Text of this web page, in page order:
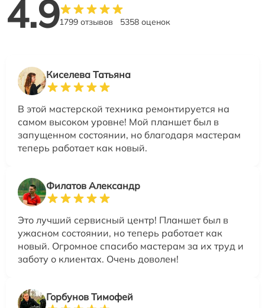
4.91799 отзывов 5358 оценок
Киселева Татьяна
В этой мастерской техника ремонтируется на
самом высоком уровне! Мой планшет был в
запущенном состоянии, но благодаря мастерам
теперь работает как новый.
Филатов Александр
Это лучший сервисный центр! Планшет был в
ужасном состоянии, но теперь работает как
новый. Огромное спасибо мастерам за их труд и
заботу о клиентах. Очень доволен!
Горбунов Тимофей